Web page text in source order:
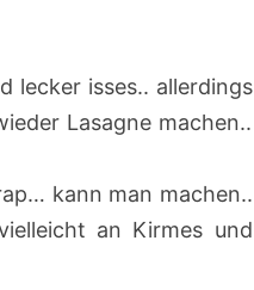
lecker isses.. allerdings
Lasagne machen..
kann man machen..
an Kirmes und